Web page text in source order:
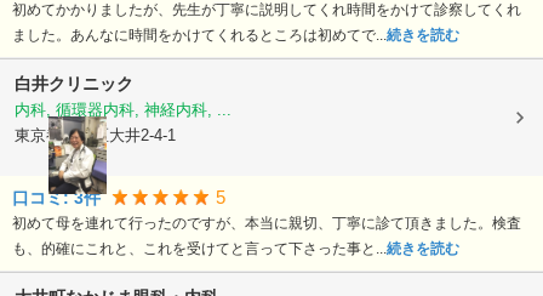
初めてかかりましたが、先生が丁寧に説明してくれ時間をかけて診察してくれ
ました。あんなに時間をかけてくれるところは初めてで...続きを読む
白井クリニック
内科, 循環器内科, 神経内科, ...
東京都品川区大井2-4-1
口コミ:3件 5
初めて母を連れて行ったのですが、本当に親切、丁寧に診て頂きました。検査
も、的確にこれと、これを受けてと言って下さった事と...続きを読む